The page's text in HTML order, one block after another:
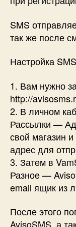
SMS
так же после
Настройка
1. Вам нужно
http://
2. В личном
Рассылки —
свой магазин
адрес для
3. Затем в
Разное —
email ящик из
После этого
AvisoSMS, а